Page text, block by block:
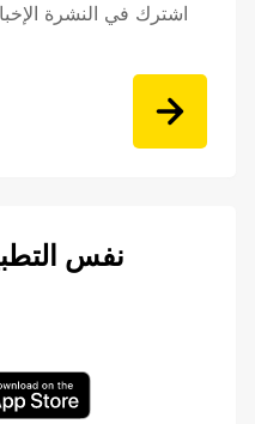
اشترك في النشرة
نفس